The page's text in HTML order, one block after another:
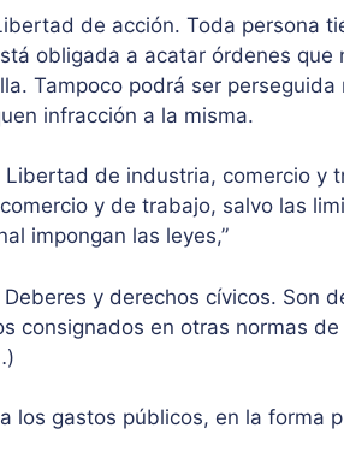
de acción. Toda persona
obligada a acatar órdenes
Tampoco podrá ser
infracción a la misma.
Libertad de industria, comercio y
y de trabajo, salvo las
impongan las leyes,”
Deberes y derechos cívicos. Son
consignados en otras normas
los gastos públicos, en la forma